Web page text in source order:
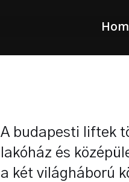
A budapesti liftek
lakóház és
a két világháború